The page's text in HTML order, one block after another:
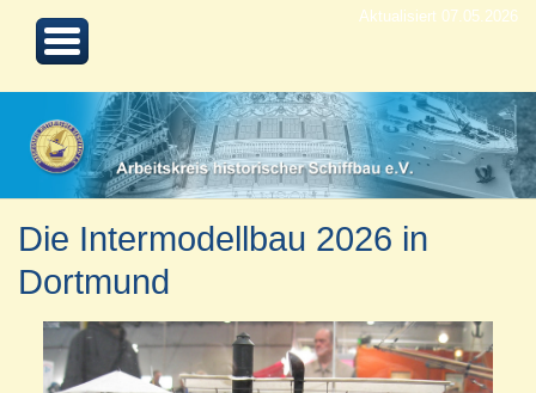
Aktualisiert 07.05.2026
Die Intermodellbau 2026 in
Dortmund